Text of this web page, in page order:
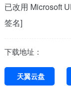
已改用 Microsoft
签名]
下载地址：
天翼云盘